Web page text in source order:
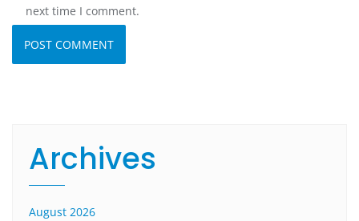
next time I comment.
Archives
August 2026